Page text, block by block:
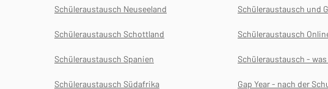
Schüleraustausch Neuseeland
Schüleraustausch Schottland
Schüleraustausch Spanien
Schüleraustausch Südafrika
Schüleraustausch und
Schüleraustausch
Schüleraustausch -
Gap Year - nach der